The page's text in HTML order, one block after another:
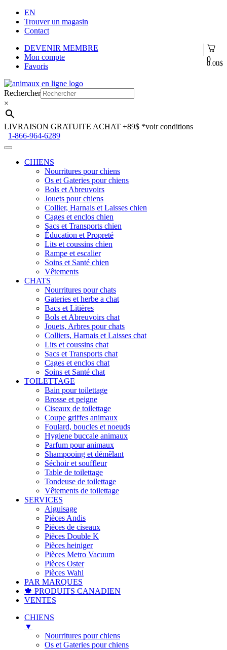
EN
Trouver un magasin
Contact
0
0.00$
DEVENIR MEMBRE
Mon compte
Favoris
Aller
à
la
navigation
Aller
au
contenu
Rechercher
×
LIVRAISON GRATUITE ACHAT +89$ *voir conditions
1-866-964-6289
CHIENS
Nourritures pour chiens
Os et Gateries pour chiens
Bols et Abreuvoirs
Jouets pour chiens
Collier, Harnais et Laisses chien
Cages et enclos chien
Sacs et Transports chien
Éducation et Propreté
Lits et coussins chien
Rampe et escalier
Soins et Santé chien
Vêtements
CHATS
Nourritures pour chats
Gateries et herbe a chat
Bacs et Litières
Bols et Abreuvoirs chat
Jouets, Arbres pour chats
Colliers, Harnais et Laisses chat
Lits et coussins chat
Sacs et Transports chat
Cages et enclos chat
Soins et Santé chat
TOILETTAGE
Bain pour toilettage
Brosse et peigne
Ciseaux de toilettage
Coupe griffes animaux
Foulard, boucles et noeuds
Hygiene buccale animaux
Parfum pour animaux
Shampooing et démêlant
Séchoir et souffleur
Table de toilettage
Tondeuse de toilettage
Vêtements de toilettage
SERVICES
Aiguisage
Pièces Andis
Pièces de ciseaux
Pièces Double K
Pièces heiniger
Pièces Metro Vacuum
Pièces Oster
Pièces Wahl
PAR MARQUES
🍁 PRODUITS CANADIEN
VENTES
CHIENS
▼
Nourritures pour chiens
Os et Gateries pour chiens